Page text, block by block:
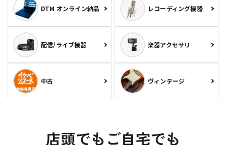
DTM オンライン納品 レコーディング機器
配信/ライブ機器 楽器アクセサリ
中古 ヴィンテージ